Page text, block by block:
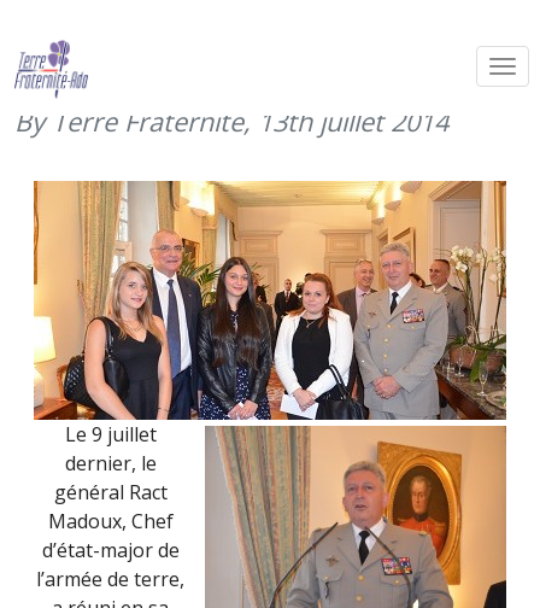
Cocktail Terre Fraternité chez le
général CEMAT (9 juillet 2014)
By Terre Fraternité, 13th juillet 2014
Le 9 juillet
dernier, le
général Ract
Madoux, Chef
d’état-major de
l’armée de terre,